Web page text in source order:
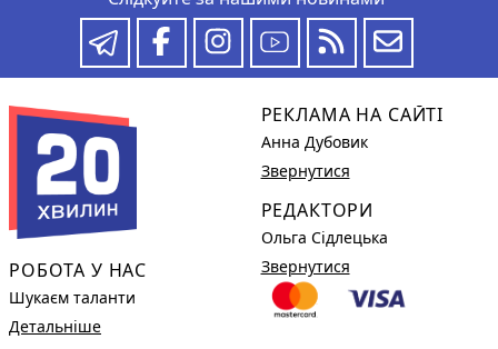
РОБОТА У НАС
Шукаєм таланти
Детальніше
РЕКЛАМА НА САЙТІ
Анна Дубовик
Звернутися
РЕДАКТОРИ
Ольга Сідлецька
Звернутися